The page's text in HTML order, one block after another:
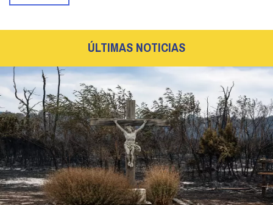
ÚLTIMAS NOTICIAS